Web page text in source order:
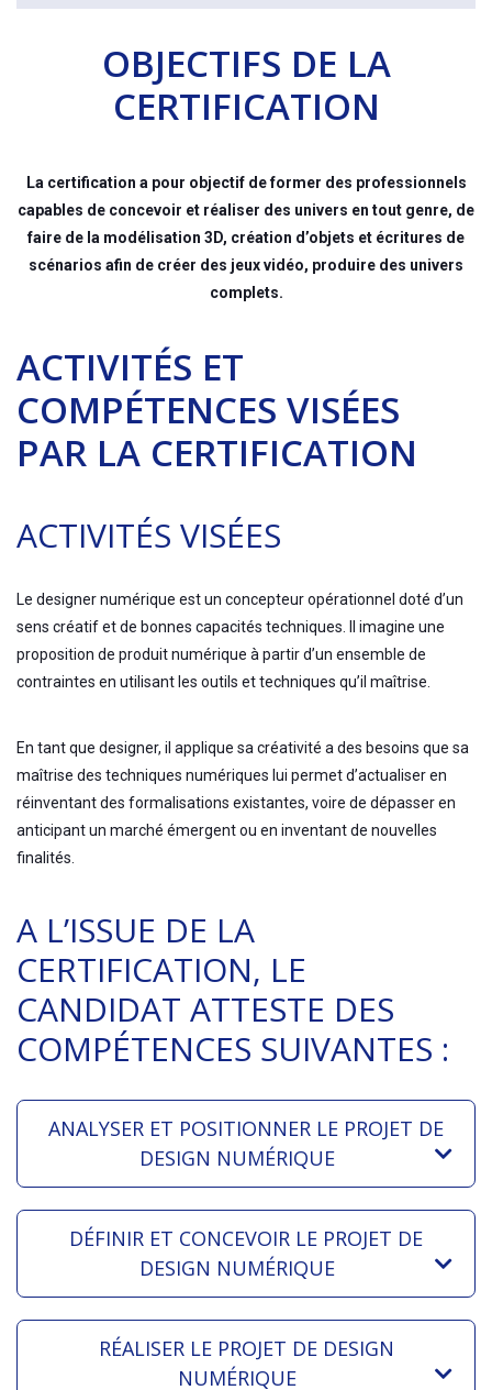
OBJECTIFS DE LA
CERTIFICATION
La certification a pour objectif de former des professionnels
capables de concevoir et réaliser des univers en tout genre, de
faire de la modélisation 3D, création d’objets et écritures de
scénarios afin de créer des jeux vidéo, produire des univers
complets.
ACTIVITÉS ET
COMPÉTENCES VISÉES
PAR LA CERTIFICATION
ACTIVITÉS VISÉES
Le designer numérique est un concepteur opérationnel doté d’un
sens créatif et de bonnes capacités techniques. Il imagine une
proposition de produit numérique à partir d’un ensemble de
contraintes en utilisant les outils et techniques qu’il maîtrise.
En tant que designer, il applique sa créativité a des besoins que sa
maîtrise des techniques numériques lui permet d’actualiser en
réinventant des formalisations existantes, voire de dépasser en
anticipant un marché émergent ou en inventant de nouvelles
finalités.
A L’ISSUE DE LA
CERTIFICATION, LE
CANDIDAT ATTESTE DES
COMPÉTENCES SUIVANTES :
ANALYSER ET POSITIONNER LE PROJET DE
DESIGN NUMÉRIQUE
DÉFINIR ET CONCEVOIR LE PROJET DE
DESIGN NUMÉRIQUE
RÉALISER LE PROJET DE DESIGN
NUMÉRIQUE